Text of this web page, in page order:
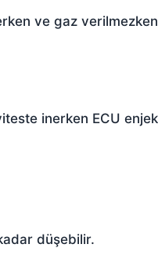
ve gaz verilmezken
inerken ECU
düşebilir.